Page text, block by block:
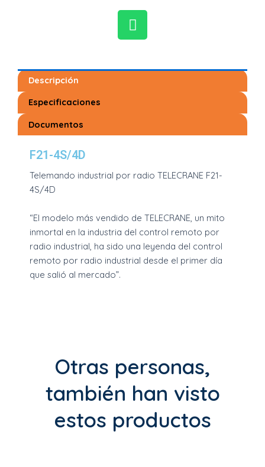
W
a
Descripción
Especificaciones
Documentos
F21-4S/4D
Telemando industrial por radio TELECRANE F21-
4S/4D
“El modelo más vendido de TELECRANE, un mito
inmortal en la industria del control remoto por
radio industrial, ha sido una leyenda del control
remoto por radio industrial desde el primer día
que salió al mercado”.
Otras personas,
también han visto
estos productos